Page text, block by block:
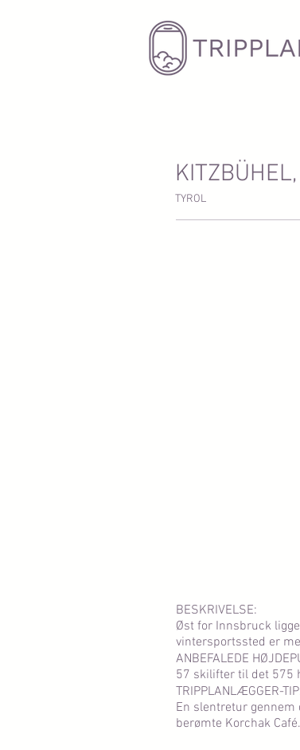
TYROL
BESKRIVELSE:
Øst for Innsbruck
vintersportssted er
ANBEFALEDE
57 skilifter til det 575
TRIPPLANLÆGGER-
En slentretur
berømte Korchak Café.